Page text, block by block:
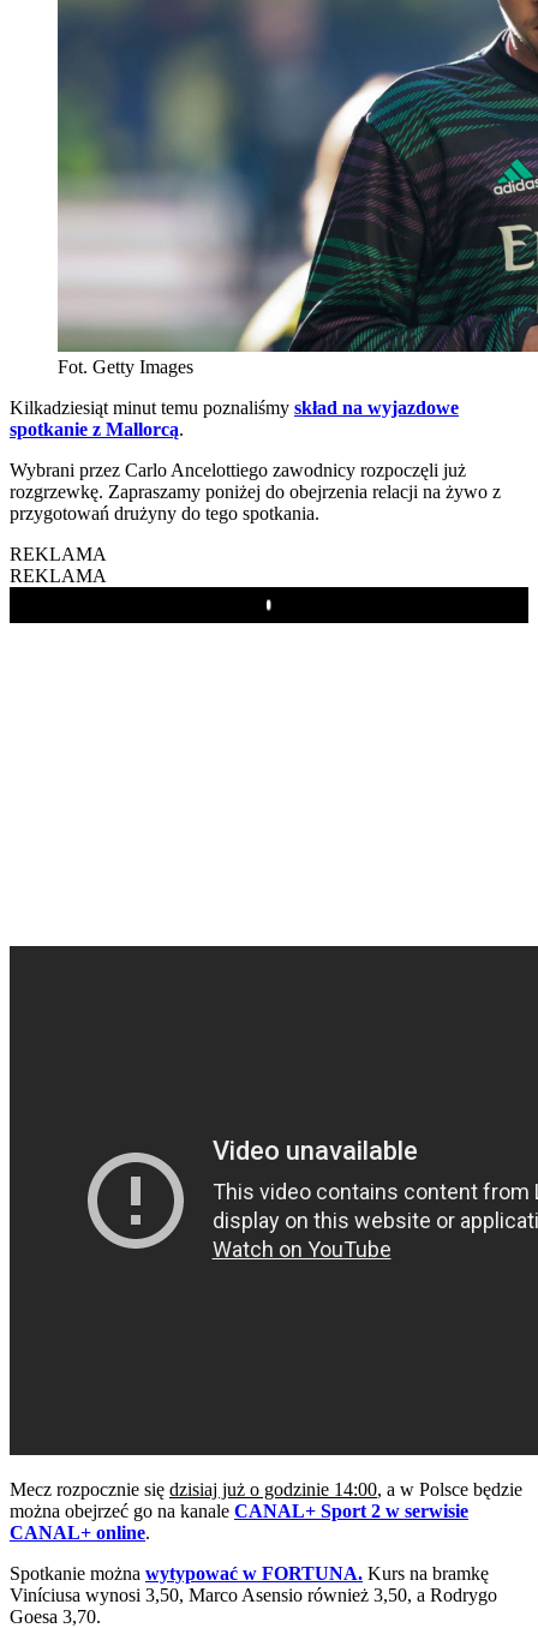
Fot. Getty Images
Kilkadziesiąt minut temu poznaliśmy skład na wyjazdowe
spotkanie z Mallorcą.
Wybrani przez Carlo Ancelottiego zawodnicy rozpoczęli już
rozgrzewkę. Zapraszamy poniżej do obejrzenia relacji na żywo z
przygotowań drużyny do tego spotkania.
REKLAMA
REKLAMA
Play
Mecz rozpocznie się dzisiaj już o godzinie 14:00, a w Polsce będzie
można obejrzeć go na kanale CANAL+ Sport 2 w serwisie
CANAL+ online.
Spotkanie można wytypować w FORTUNA. Kurs na bramkę
Viníciusa wynosi 3,50, Marco Asensio również 3,50, a Rodrygo
Goesa 3,70.